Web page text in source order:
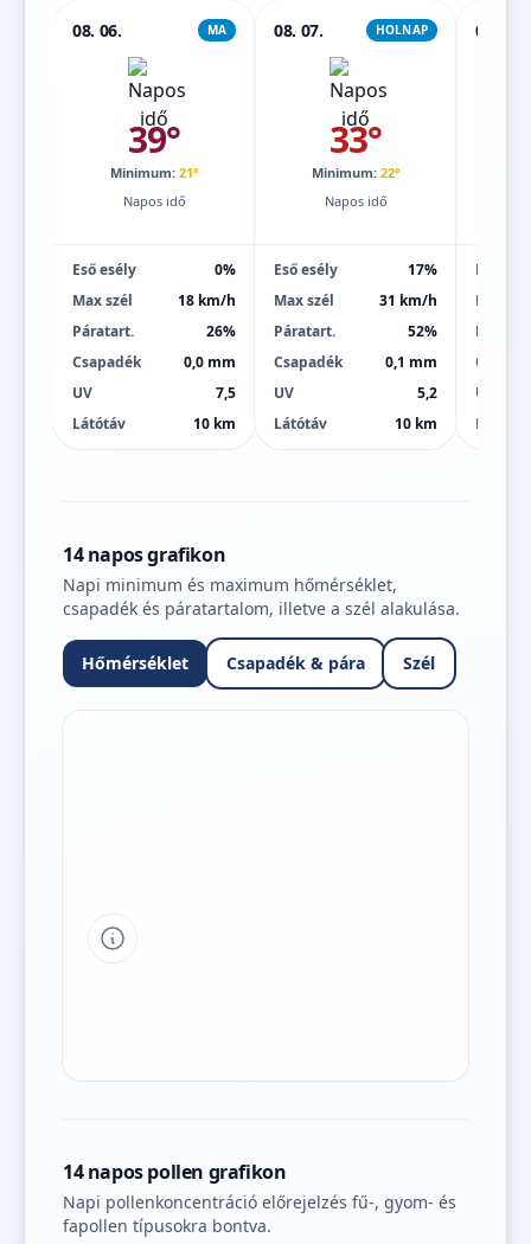
08. 06. MA
39°
Minimum: 21°
Napos idő
Eső esély
0%
Max szél
18 km/h
Páratart.
26%
Csapadék
0,0 mm
UV
7,5
Látótáv
10 km
08. 07. HOLNAP
33°
Minimum: 22°
Napos idő
Eső esély
17%
Max szél
31 km/h
Páratart.
52%
Csapadék
0,1 mm
UV
5,2
Látótáv
10 km
08. 08.
Eső
Max
UV
Látótáv
14 napos grafikon
Napi minimum és maximum hőmérséklet,
csapadék és páratartalom, illetve a szél alakulása.
Hőmérséklet Csapadék & pára Szél
Tipp a grafikon jelmagyarázatához
14 napos pollen grafikon
Napi pollenkoncentráció előrejelzés fű-, gyom- és
fapollen típusokra bontva.